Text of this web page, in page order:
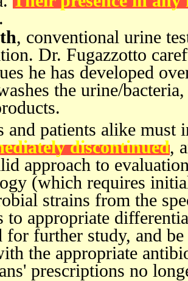
, conventional urine
Dr. Fugazzotto
he has developed
the urine/
and patients alike must
discontinued,
approach to
(which requires
strains from the
to appropriate
for further study, and
the appropriate
prescriptions no